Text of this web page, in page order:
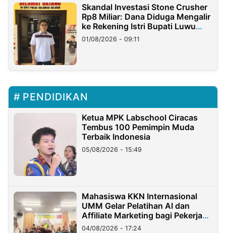
Skandal Investasi Stone Crusher
Rp8 Miliar: Dana Diduga Mengalir
ke Rekening Istri Bupati Luwu
Timur
01/08/2026 - 09:11
PENDIDIKAN
Ketua MPK Labschool Ciracas
Tembus 100 Pemimpin Muda
Terbaik Indonesia
05/08/2026 - 15:49
Mahasiswa KKN Internasional
UMM Gelar Pelatihan AI dan
Affiliate Marketing bagi Pekerja
Migran Indonesia di Taiwan
04/08/2026 - 17:24